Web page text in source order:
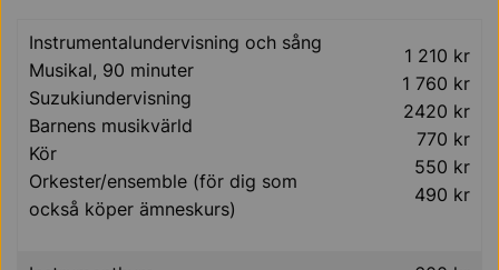
Instrumentalundervisning och sång
Musikal, 90 minuter
Suzukiundervisning
Barnens musikvärld
Kör
Orkester/ensemble (för dig som
också köper ämneskurs)
1 210 kr
1 760 kr
2420 kr
770 kr
550 kr
490 kr